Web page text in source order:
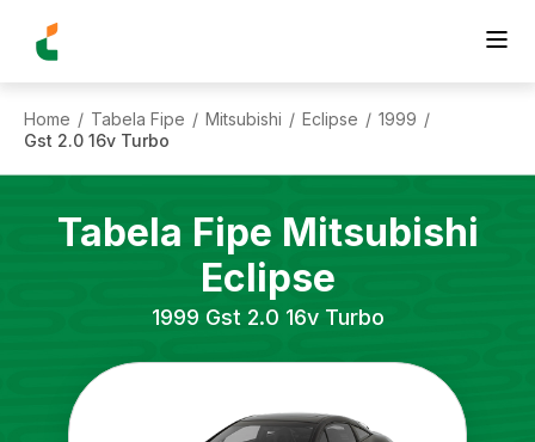
Home / Tabela Fipe / Mitsubishi / Eclipse / 1999 /
Gst 2.0 16v Turbo
Tabela Fipe Mitsubishi
Eclipse
1999 Gst 2.0 16v Turbo